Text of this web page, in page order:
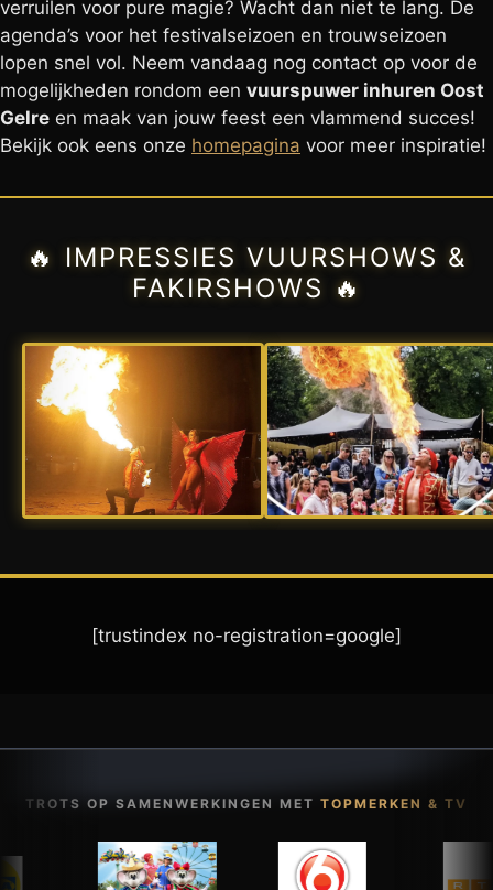
verruilen voor pure magie? Wacht dan niet te lang. De
agenda’s voor het festivalseizoen en trouwseizoen
lopen snel vol. Neem vandaag nog contact op voor de
mogelijkheden rondom een vuurspuwer inhuren Oost
Gelre en maak van jouw feest een vlammend succes!
Bekijk ook eens onze homepagina voor meer inspiratie!
🔥 IMPRESSIES VUURSHOWS &
FAKIRSHOWS 🔥
[trustindex no-registration=google]
TROTS OP SAMENWERKINGEN MET TOPMERKEN & TV